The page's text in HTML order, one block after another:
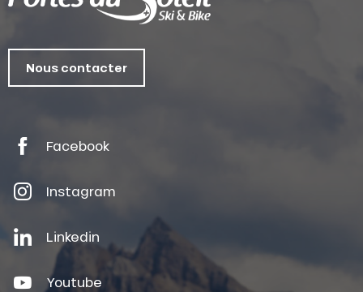
Nous contacter
Facebook
Instagram
Linkedin
Youtube